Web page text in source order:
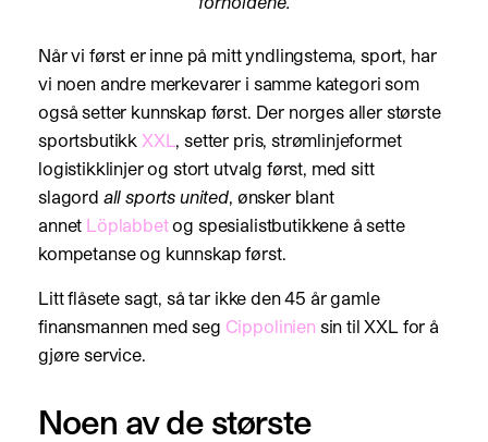
Når vi først er inne på mitt yndlingstema, sport, har
vi noen andre merkevarer i samme kategori som
også setter kunnskap først. Der norges aller største
sportsbutikk XXL, setter pris, strømlinjeformet
logistikklinjer og stort utvalg først, med sitt
slagord all sports united, ønsker blant
annet Löplabbetog spesialistbutikkene å sette
kompetanse og kunnskap først.
Litt flåsete sagt, så tar ikke den 45 år gamle
finansmannen med seg Cippolinien sin til XXL for å
gjøre service.
Noen av de største